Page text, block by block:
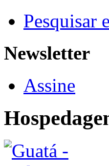
Pesquisar
Newsletter
Assine